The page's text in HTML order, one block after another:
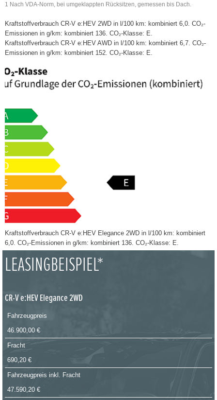
1 Nach VDA-Norm, bei umgeklappten Rücksitzen, gemessen bis Dach.
Kraftstoffverbrauch CR-V e:HEV 2WD in l/100 km: kombiniert 6,0. CO₂-
Emissionen in g/km: kombiniert 136. CO₂-Klasse: E.
Kraftstoffverbrauch CR-V e:HEV AWD in l/100 km: kombiniert 6,7. CO₂-
Emissionen in g/km: kombiniert 152. CO₂-Klasse: E.
Kraftstoffverbrauch CR-V e:HEV Elegance 2WD in l/100 km: kombiniert
6,0. CO₂-Emissionen in g/km: kombiniert 136. CO₂-Klasse: E.
LEASINGBEISPIEL*
CR-V e:HEV Elegance 2WD
Fahrzeugpreis
46.900,00 €
Fracht
690,20 €
Fahrzeugpreis inkl. Fracht
47.590,20 €